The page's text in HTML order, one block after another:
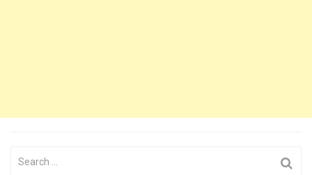
Search